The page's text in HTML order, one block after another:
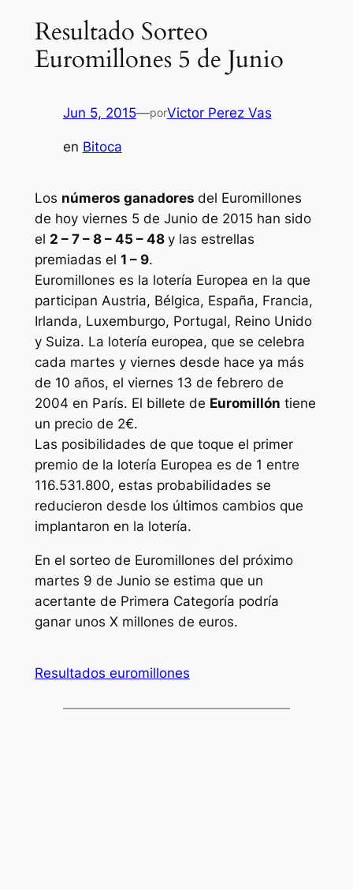
Resultado Sorteo
Euromillones 5 de Junio
Jun 5, 2015—porVictor Perez Vas
en Bitoca
Los números ganadores del Euromillones
de hoy viernes 5 de Junio de 2015 han sido
el 2 – 7 – 8 – 45 – 48 y las estrellas
premiadas el 1 – 9.
Euromillones es la lotería Europea en la que
participan Austria, Bélgica, España, Francia,
Irlanda, Luxemburgo, Portugal, Reino Unido
y Suiza. La lotería europea, que se celebra
cada martes y viernes desde hace ya más
de 10 años, el viernes 13 de febrero de
2004 en París. El billete de Euromillón tiene
un precio de 2€.
Las posibilidades de que toque el primer
premio de la lotería Europea es de 1 entre
116.531.800, estas probabilidades se
reducieron desde los últimos cambios que
implantaron en la lotería.
En el sorteo de Euromillones del próximo
martes 9 de Junio se estima que un
acertante de Primera Categoría podría
ganar unos X millones de euros.
Resultados euromillones